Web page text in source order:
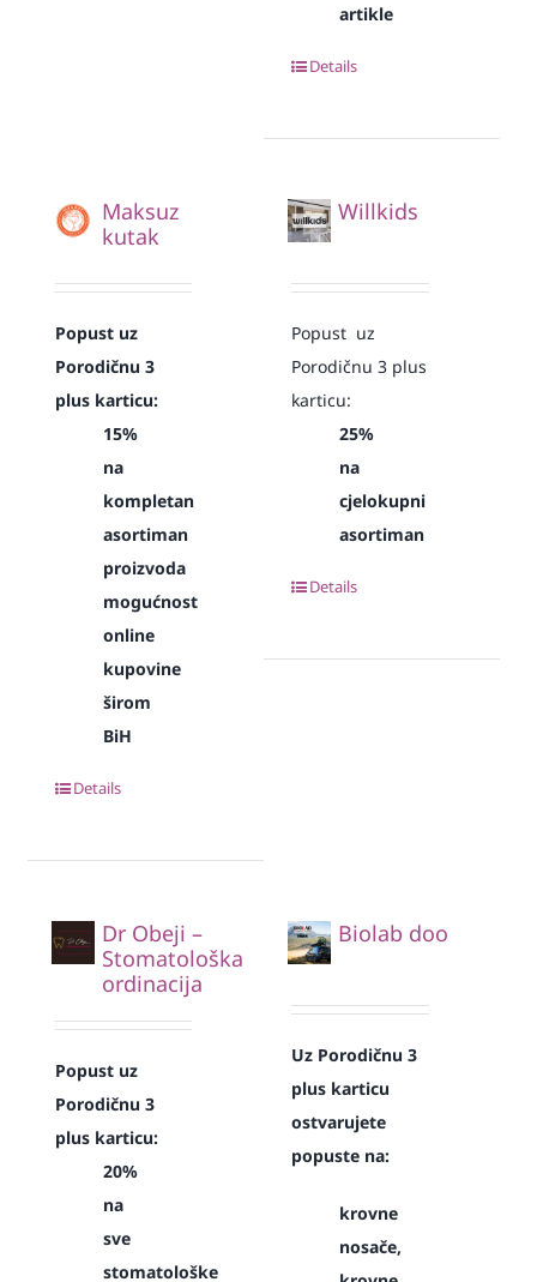
artikle
Details
Maksuz
kutak
Popust uz
Porodičnu 3
plus karticu:
15%
na
kompletan
asortiman
proizvoda
mogućnost
online
kupovine
širom
BiH
Details
Willkids
Popust uz
Porodičnu 3 plus
karticu:
25%
na
cjelokupni
asortiman
Details
Dr Obeji –
Stomatološka
ordinacija
Popust uz
Porodičnu 3
plus karticu:
20%
na
sve
stomatološke
Biolab doo
Uz Porodičnu 3
plus karticu
ostvarujete
popuste na:
krovne
nosače,